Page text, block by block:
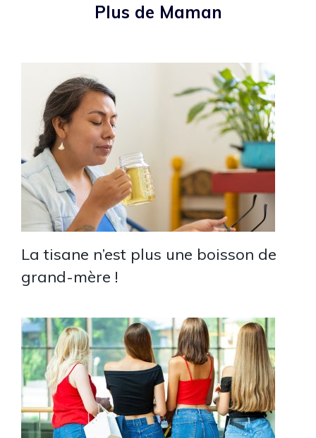
Plus de Maman
La tisane n’est plus une boisson de
grand-mère !